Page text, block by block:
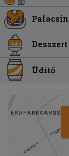
Desszert
Üdítő